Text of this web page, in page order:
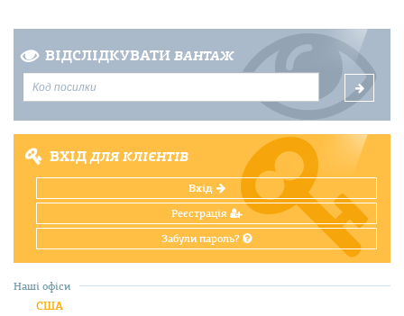
ВІДСЛІДКУВАТИ ВАНТАЖ
ВХІДДЛЯ КЛІЄНТІВ
Вхід
Реєстрація
Забули пароль?
Наші офіси
США